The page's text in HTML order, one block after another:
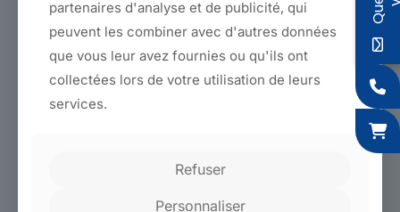
Back to products
Made 100% in France in our factories in northern
partenaires d'analyse et de publicité, qui
peuvent les combiner avec d'autres données
que vous leur avez fournies ou qu'ils ont
collectées lors de votre utilisation de leurs
services.
Refuser
Personnaliser